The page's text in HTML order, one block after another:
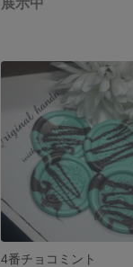
展示中
4番チョコミント